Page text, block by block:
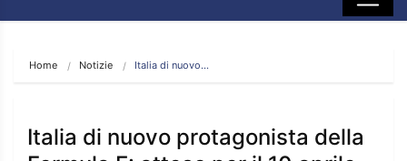
Home Notizie Italia di nuovo…
Italia di nuovo protagonista della